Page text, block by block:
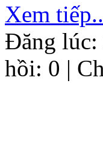
Xem
Đăng lúc:
hồi: 0 |